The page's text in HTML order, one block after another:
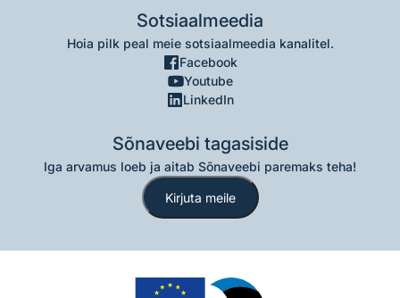
Sotsiaalmeedia
Hoia pilk peal meie sotsiaalmeedia kanalitel.
Facebook
Youtube
LinkedIn
Sõnaveebi tagasiside
Iga arvamus loeb ja aitab Sõnaveebi paremaks teha!
Kirjuta meile